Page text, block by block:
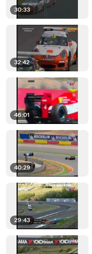
30:33
32:42
46:01
40:29
29:43